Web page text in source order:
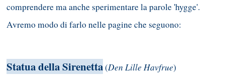
comprendere ma anche sperimentare la parole 'hygge'.
Avremo modo di farlo nelle pagine che seguono:
Statua della Sirenetta(Den Lille Havfrue)